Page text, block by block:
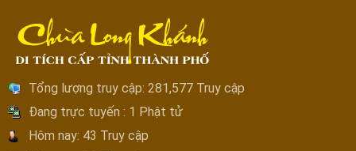
Tổng lượng truy cập: 281,577 Truy cập
Đang trực tuyến : 1 Phật tử
Hôm nay: 43 Truy cập